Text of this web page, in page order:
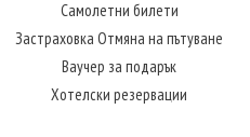
Самолетни билети
Застраховка Отмяна на пътуване
Ваучер за подарък
Хотелски резервации